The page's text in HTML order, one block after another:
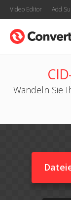
Video Editor Add
Wandeln Sie